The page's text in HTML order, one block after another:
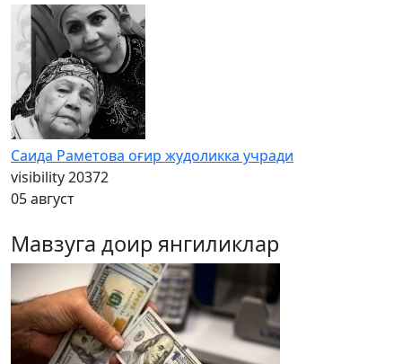
Саида Раметова оғир жудоликка учради
visibility20372
05 август
Мавзуга доир янгиликлар